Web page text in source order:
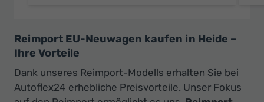
Reimport EU-Neuwagen kaufen in Heide –
Ihre Vorteile
Dank unseres Reimport-Modells erhalten Sie bei
Autoflex24 erhebliche Preisvorteile. Unser Fokus